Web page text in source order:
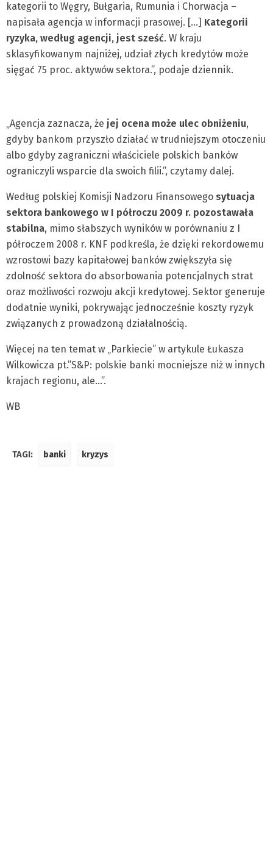
kategorii to Węgry, Bułgaria, Rumunia i Chorwacja –
napisała agencja w informacji prasowej. […] Kategorii
ryzyka, według agencji, jest sześć. W kraju
sklasyfikowanym najniżej, udział złych kredytów może
sięgać 75 proc. aktywów sektora.”, podaje dziennik.
„Agencja zaznacza, że jej ocena może ulec obniżeniu,
gdyby bankom przyszło działać w trudniejszym otoczeniu
albo gdyby zagraniczni właściciele polskich banków
ograniczyli wsparcie dla swoich filii.”, czytamy dalej.
Według polskiej Komisji Nadzoru Finansowego sytuacja
sektora bankowego w I półroczu 2009 r. pozostawała
stabilna, mimo słabszych wyników w porównaniu z I
półroczem 2008 r. KNF podkreśla, że dzięki rekordowemu
wzrostowi bazy kapitałowej banków zwiększyła się
zdolność sektora do absorbowania potencjalnych strat
oraz możliwości rozwoju akcji kredytowej. Sektor generuje
dodatnie wyniki, pokrywając jednocześnie koszty ryzyk
związanych z prowadzoną działalnością.
Więcej na ten temat w „Parkiecie” w artykule Łukasza
Wilkowicza pt.”S&P: polskie banki mocniejsze niż w innych
krajach regionu, ale…”.
WB
TAGI: banki kryzys